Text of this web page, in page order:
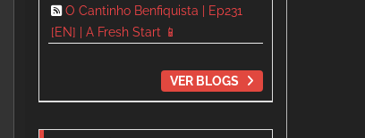
O Cantinho Benfiquista | Ep231
[EN] | A Fresh Start 📱
VER BLOGS